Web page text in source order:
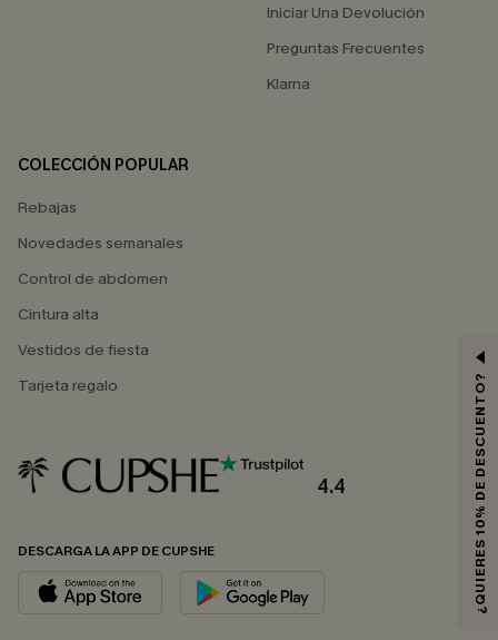
Iniciar Una Devolución
Preguntas Frecuentes
Klarna
COLECCIÓN POPULAR
Rebajas
Novedades semanales
Control de abdomen
Cintura alta
Vestidos de fiesta
Tarjeta regalo
4.4
DESCARGA LA APP DE CUPSHE ¿QUIERES 10% DE DESCUENTO?